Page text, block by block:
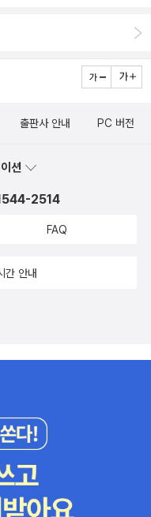
출판사 안내 PC 버전
션
2514
FAQ
간 안내